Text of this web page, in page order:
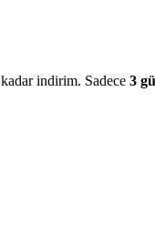
kadar indirim. Sadece 3